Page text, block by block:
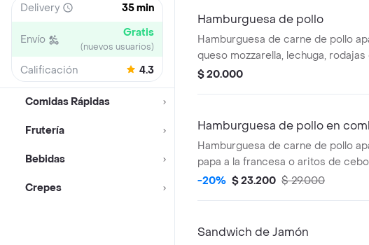
Delivery 35 min
Envío Gratis
(nuevos usuarios)
Calificación 4.3
Comidas Rápidas
Frutería
Bebidas
Crepes
Hamburguesa de pollo
Hamburguesa de carne de pollo
queso mozzarella, lechuga, rodajas
tomate, cebolla blanca y salsas de la
$ 20.000
Hamburguesa de pollo en
Hamburguesa de carne de pollo
papa a la francesa o aritos de
gaseosa coca cola 250
-20% $ 23.200 $ 29.000
Sandwich de Jamón